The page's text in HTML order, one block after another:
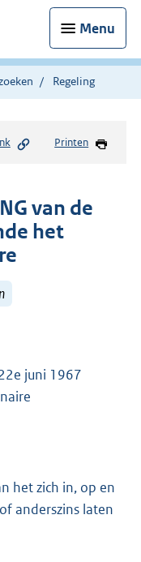
Menu
Regeling
Printen
van de
het
juni 1967
het zich in, op en
anderszins laten